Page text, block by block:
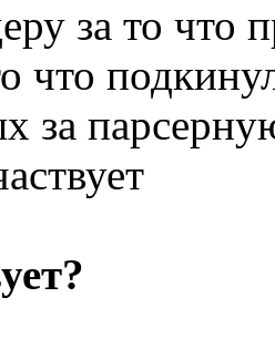
за то что
что
за